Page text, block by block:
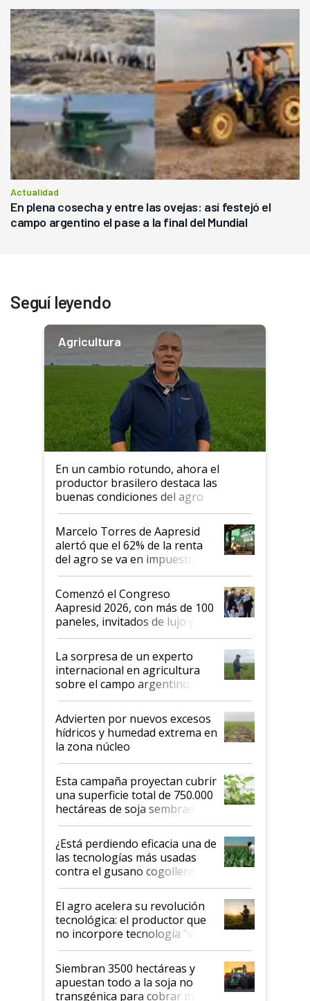
Actualidad
En plena cosecha y entre las ovejas: así festejó el
campo argentino el pase a la final del Mundial
Seguí leyendo
Agricultura
En un cambio rotundo, ahora el
productor brasilero destaca las
buenas condiciones del agro
argentino para invertir: "Los veo
más motivados"
Marcelo Torres de Aapresid
alertó que el 62% de la renta
del agro se va en impuestos:
"No es bueno que en
Argentina se sigan discutiendo
las mismas cosas de hace 50
años"
Comenzó el Congreso
Aapresid 2026, con más de 100
paneles, invitados de lujo y
todas las tendencias
La sorpresa de un experto
internacional en agricultura
sobre el campo argentino:
"Estoy muy impresionado"
Advierten por nuevos excesos
hídricos y humedad extrema en
la zona núcleo
Esta campaña proyectan cubrir
una superficie total de 750.000
hectáreas de soja sembradas
con una nueva generación de
variedades que marcan un
salto tecnológico en genética y
rendimiento
¿Está perdiendo eficacia una de
las tecnologías más usadas
contra el gusano cogollero? El
desafío de una tecnología clave
El agro acelera su revolución
tecnológica: el productor que
no incorpore tecnología "va a
perder el tren"
Siembran 3500 hectáreas y
apuestan todo a la soja no
transgénica para cobrar más